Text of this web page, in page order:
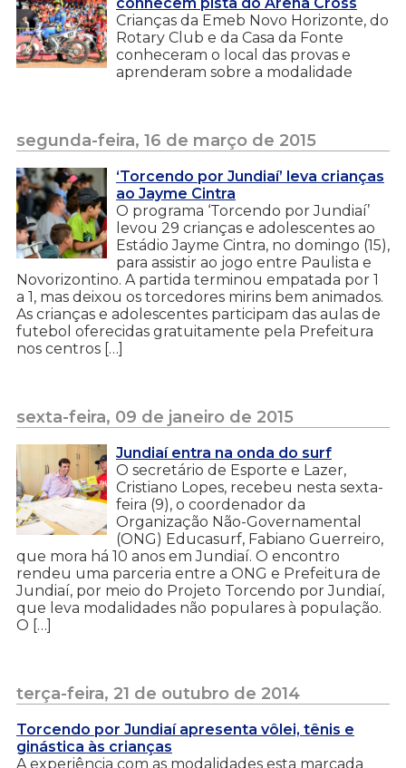
Crianças da Emeb Novo Horizonte, do
Rotary Club e da Casa da Fonte
conheceram o local das provas e
aprenderam sobre a modalidade
segunda-feira, 16 de março de 2015
‘Torcendo por Jundiaí’ leva crianças
ao Jayme Cintra
O programa ‘Torcendo por Jundiaí’
levou 29 crianças e adolescentes ao
Estádio Jayme Cintra, no domingo (15),
para assistir ao jogo entre Paulista e
Novorizontino. A partida terminou empatada por 1
a 1, mas deixou os torcedores mirins bem animados.
As crianças e adolescentes participam das aulas de
futebol oferecidas gratuitamente pela Prefeitura
nos centros […]
sexta-feira, 09 de janeiro de 2015
Jundiaí entra na onda do surf
O secretário de Esporte e Lazer,
Cristiano Lopes, recebeu nesta sexta-
feira (9), o coordenador da
Organização Não-Governamental
(ONG) Educasurf, Fabiano Guerreiro,
que mora há 10 anos em Jundiaí. O encontro
rendeu uma parceria entre a ONG e Prefeitura de
Jundiaí, por meio do Projeto Torcendo por Jundiaí,
que leva modalidades não populares à população.
O […]
terça-feira, 21 de outubro de 2014
Torcendo por Jundiaí apresenta vôlei, tênis e
ginástica às crianças
A experiência com as modalidades esta marcada